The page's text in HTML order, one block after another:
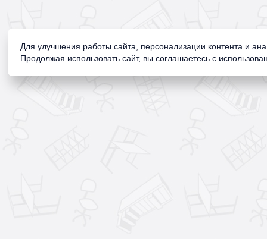
Для улучшения работы сайта, персонализации контента и
Продолжая использовать сайт, вы соглашаетесь с